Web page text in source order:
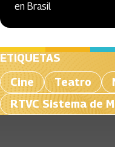
en Brasil
ETIQUETAS
Cine
Teatro
RTVC Sistema de